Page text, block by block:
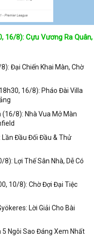
nhất nhé!
trong toàn bộ các giải
kqbongda.net
sẽ cập nhanh
trận đấu bóng đá diễn ra ở
16/8): Cựu Vương Ra Quân,
Đại Chiến Khai Màn, Chờ
16/8): Pháo Đài Villa
8): Nhà Vua Mở Màn
Đầu Đối Đầu & Thử
Lợi Thế Sân Nhà, Dễ Có
10/8): Chờ Đợi Đại Tiệc
Lời Giải Cho Bài
Ngôi Sao Đáng Xem Nhất